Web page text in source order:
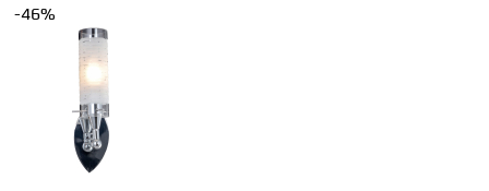
-46%